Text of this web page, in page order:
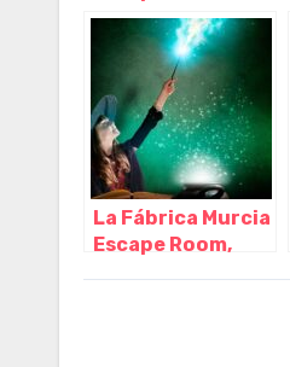
Murcia – Murcia
La Fábrica Murcia
Escape Room,